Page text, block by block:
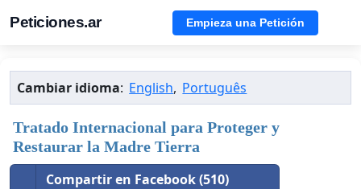
Peticiones.ar Empieza una Petición
Cambiar idioma: English, Português
Tratado Internacional para Proteger y
Restaurar la Madre Tierra
Compartir en Facebook (510)